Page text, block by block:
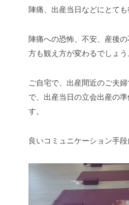
陣痛、出産当日などにとても
陣痛への恐怖、不安、産後
方も観え方が変わるでしょう
ご自宅で、出産間近のご夫
で、出産当日の立会出産の
す。
良いコミュニケーション手段